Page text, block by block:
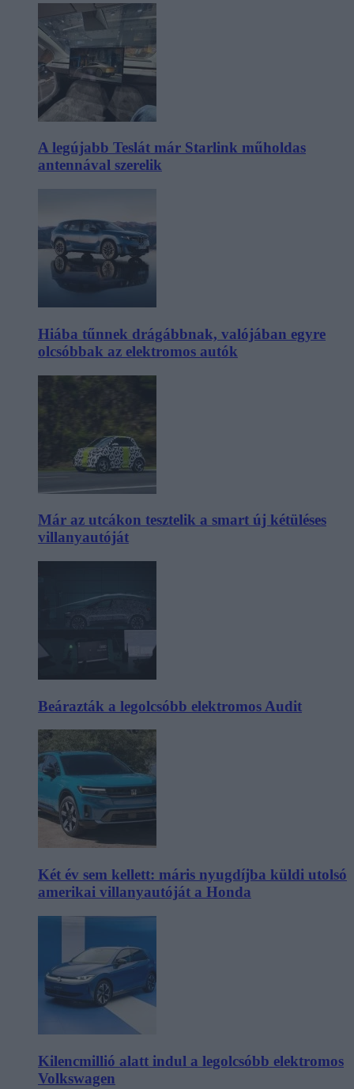
A legújabb Teslát már Starlink műholdas
antennával szerelik
Hiába tűnnek drágábbnak, valójában egyre
olcsóbbak az elektromos autók
Már az utcákon tesztelik a smart új kétüléses
villanyautóját
Beárazták a legolcsóbb elektromos Audit
Két év sem kellett: máris nyugdíjba küldi utolsó
amerikai villanyautóját a Honda
Kilencmillió alatt indul a legolcsóbb elektromos
Volkswagen